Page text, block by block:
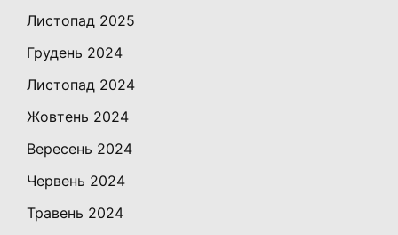
Листопад 2025
Грудень 2024
Листопад 2024
Жовтень 2024
Вересень 2024
Червень 2024
Травень 2024